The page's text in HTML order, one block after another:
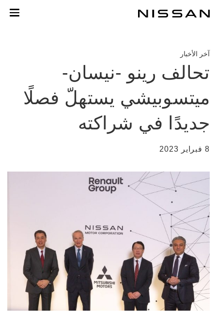
المحتوى
آخر الأخبار
تحالف رينو -نيسان-
ميتسوبيشي يستهلّ فصلًا
جديدًا في شراكته
8 فبراير 2023